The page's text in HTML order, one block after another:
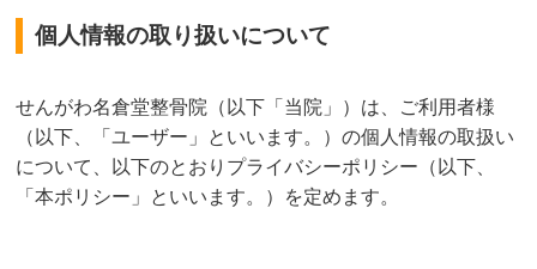
個人情報の取り扱いについて
せんがわ名倉堂整骨院（以下「当院」）は、ご利用者様
（以下、「ユーザー」といいます。）の個人情報の取扱い
について、以下のとおりプライバシーポリシー（以下、
「本ポリシー」といいます。）を定めます。